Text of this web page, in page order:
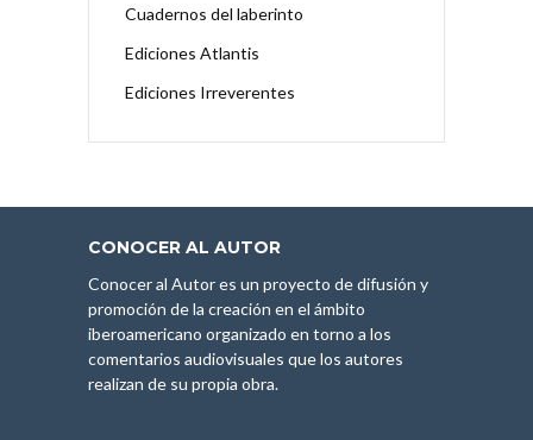
Cuadernos del laberinto
Ediciones Atlantis
Ediciones Irreverentes
CONOCER AL AUTOR
Conocer al Autor es un proyecto de difusión y
promoción de la creación en el ámbito
iberoamericano organizado en torno a los
comentarios audiovisuales que los autores
realizan de su propia obra.